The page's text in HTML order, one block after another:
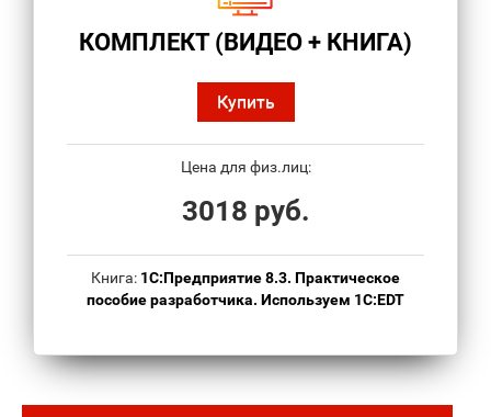
КОМПЛЕКТ (ВИДЕО + КНИГА)
Купить
Цена для физ.лиц:
3018 руб.
Книга: 1С:Предприятие 8.3. Практическое
пособие разработчика. Используем 1C:EDT